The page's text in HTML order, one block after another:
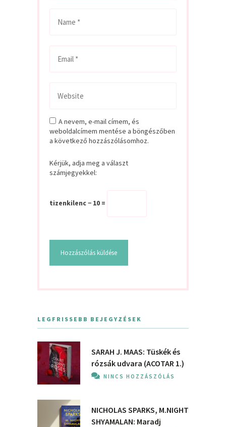
A nevem, e-mail címem, és
weboldalcímem mentése a böngészőben
a következő hozzászólásomhoz.
Kérjük, adja meg a választ
számjegyekkel:
tizenkilenc − 10 =
LEGFRISSEBB BEJEGYZÉSEK
SARAH J. MAAS: Tüskék és
rózsák udvara (ACOTAR 1.)
NINCS HOZZÁSZÓLÁS
NICHOLAS SPARKS, M.NIGHT
SHYAMALAN: Maradj